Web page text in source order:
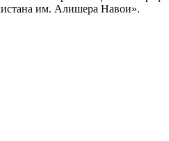
им. Алишера Навои».